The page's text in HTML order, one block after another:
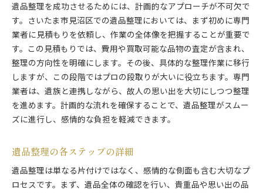
遺品整理を成功させるためには、計画的なアプローチが不可欠で
す。さいたま市見沼区での遺品整理においては、まず初めに専門
業者に見積もりを依頼し、作業の全体像を把握することが重要で
す。この見積もりでは、費用や買取可能な品物の査定が含まれ、
整理の方向性を明確にします。その後、具体的な整理作業に移行
しますが、この段階ではプロの段取りが大いに役立ちます。専門
業者は、遺族と連携しながら、故人の思い出を大切にしつつ整理
を進めます。計画的な流れを確保することで、遺品整理がスムー
ズに進行し、感情的な負担を軽減できます。
遺品整理の各ステップの詳細
遺品整理は単なる片付けではなく、感情的な側面も含む大切なプ
ロセスです。まず、遺品全体の確認を行い、貴重品や思い出の品